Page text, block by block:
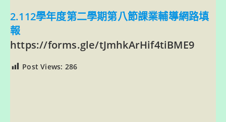
2.112學年度第二學期第八節課業輔導網路填
報
https://forms.gle/tJmhkArHif4tiBME9
Post Views: 286